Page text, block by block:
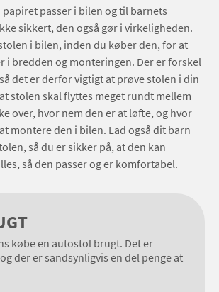
papiret passer i bilen og til barnets
sikkert, den også gør i virkeligheden.
i bilen, inden du køber den, for at
i bredden og monteringen. Der er forskel
det er derfor vigtigt at prøve stolen i din
stolen skal flyttes meget rundt mellem
over, hvor nem den er at løfte, og hvor
montere den i bilen. Lad også dit barn
så du er sikker på, at den kan
så den passer og er komfortabel.
købe en autostol brugt. Det er
der er sandsynligvis en del penge at